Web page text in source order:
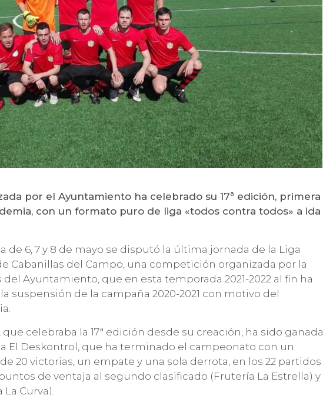
por el Ayuntamiento ha celebrado su 17ª edición, primera
con un formato puro de liga «todos contra todos» a ida
de 6, 7 y 8 de mayo se disputó la última jornada de la Liga
Cabanillas del Campo, una competición organizada por la
Ayuntamiento, que en esta temporada 2021-2022 al fin ha
suspensión de la campaña 2020-2021 con motivo del
que celebraba la 17ª edición desde su creación, ha sido ganada
El Deskontrol, que ha terminado el campeonato con un
20 victorias, un empate y una sola derrota, en los 22 partidos
de ventaja al segundo clasificado (Frutería La Estrella) y
La Curva).